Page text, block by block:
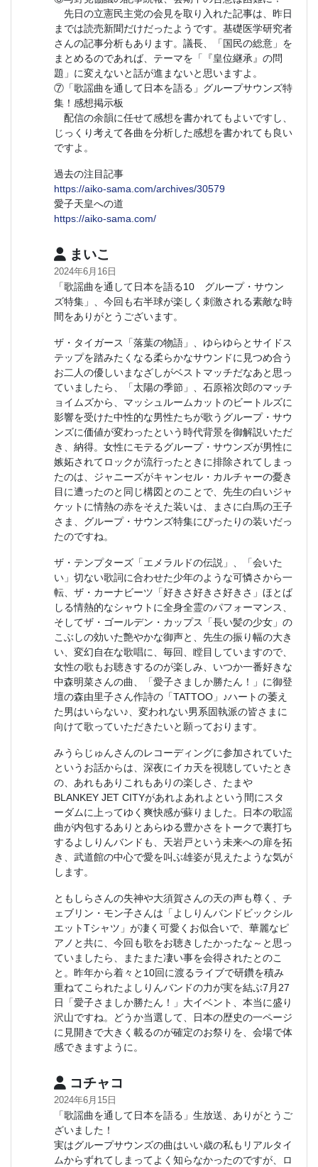
先日の立憲民主党の会見を取り入れた記事は、昨日
までは読売新聞だけだったようです。基礎医学研究者
さんの記事分析もあります。議長、「国民の総意」を
まとめるのであれば、テーマを「『皇位継承』の問
題」に変えないと話が進まないと思いますよ。
⑦「歌謡曲を通して日本を語る」グループサウンズ特
集！感想掲示板
配信の余韻に任せて感想を書かれてもよいですし、
じっくり考えて各曲を分析した感想を書かれても良い
ですよ。
過去の注目記事
https://aiko-sama.com/archives/30579
愛子天皇への道
https://aiko-sama.com/
まいこ
2024年6月16日
「歌謡曲を通して日本を語る10 グループ・サウン
ズ特集」、今回も右半球が楽しく刺激される素敵な時
間をありがとうございます。
ザ・タイガース「落葉の物語」、ゆらゆらとサイドス
テップを踏みたくなる柔らかなサウンドに見つめ合う
お二人の優しいまなざしがベストマッチだなあと思っ
ていましたら、「太陽の季節」、石原裕次郎のマッチ
ョイムズから、マッシュルームカットのビートルズに
影響を受けた中性的な男性たちが歌うグループ・サウ
ンズに価値が変わったという時代背景を御解説いただ
き、納得。女性にモテるグループ・サウンズが男性に
嫉妬されてロックが流行ったときに排除されてしまっ
たのは、ジャニーズがキャンセル・カルチャーの憂き
目に遭ったのと同じ構図とのことで、先生の白いジャ
ケットに情熱の赤をそえた装いは、まさに白馬の王子
さま、グループ・サウンズ特集にぴったりの装いだっ
たのですね。
ザ・テンプターズ「エメラルドの伝説」、「会いた
い」切ない歌詞に合わせた少年のような可憐さから一
転、ザ・カーナビーツ「好きさ好きさ好きさ」ほとば
しる情熱的なシャウトに全身全霊のパフォーマンス、
そしてザ・ゴールデン・カップス「長い髪の少女」の
こぶしの効いた艶やかな御声と、先生の振り幅の大き
い、変幻自在な歌唱に、毎回、瞠目していますので、
女性の歌もお聴きするのが楽しみ、いつか一番好きな
中森明菜さんの曲、「愛子さましか勝たん！」に御登
壇の森由里子さん作詩の「TATTOO」♪ハートの萎え
た男はいらない♪、変われない男系固執派の皆さまに
向けて歌っていただきたいと願っております。
みうらじゅんさんのレコーディングに参加されていた
というお話からは、深夜にイカ天を視聴していたとき
の、あれもありこれもありの楽しさ、たまや
BLANKEY JET CITYがあれよあれよという間にスタ
ーダムに上ってゆく爽快感が蘇りました。日本の歌謡
曲が内包するありとあらゆる豊かさをトークで裏打ち
するよしりんバンドも、天岩戸という未来への扉を拓
き、武道館の中心で愛を叫ぶ雄姿が見えたような気が
します。
ともしらさんの失神や大須賀さんの天の声も尊く、チ
ェブリン・モン子さんは「よしりんバンドビックシル
エットTシャツ」が凄く可愛くお似合いで、華麗なピ
アノと共に、今回も歌をお聴きしたかったな～と思っ
ていましたら、またまた凄い事を会得されたとのこ
と。昨年から着々と10回に渡るライブで研鑽を積み
重ねてこられたよしりんバンドの力が実を結ぶ7月27
日「愛子さましか勝たん！」大イベント、本当に盛り
沢山ですね。どうか当選して、日本の歴史の一ページ
に見開きで大きく載るのが確定のお祭りを、会場で体
感できますように。
コチャコ
2024年6月15日
「歌謡曲を通して日本を語る」生放送、ありがとうご
ざいました！
実はグループサウンズの曲はいい歳の私もリアルタイ
ムからずれてしまってよく知らなかったのですが、ロ